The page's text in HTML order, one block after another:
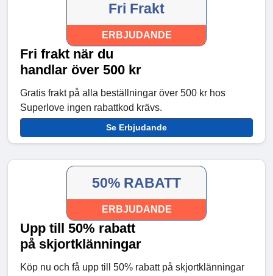
Fri Frakt
ERBJUDANDE
Fri frakt när du
handlar över 500 kr
Gratis frakt på alla beställningar över 500 kr hos
Superlove ingen rabattkod krävs.
Se Erbjudande
50% RABATT
ERBJUDANDE
Upp till 50% rabatt
på skjortklänningar
Köp nu och få upp till 50% rabatt på skjortklänningar